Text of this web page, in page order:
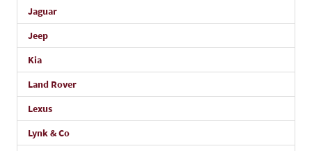
Jaguar
Jeep
Kia
Land Rover
Lexus
Lynk & Co